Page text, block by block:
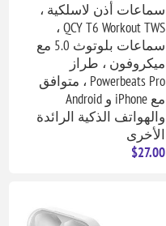
سماعات أذن لاسلكية ،
QCY T6 Workout TWS ،
سماعات بلوتوث 5.0 مع
ميكروفون ، طراز
Powerbeats Pro ، متوافق
مع iPhone و Android
والهواتف الذكية الرائدة
الأخرى
$27.00